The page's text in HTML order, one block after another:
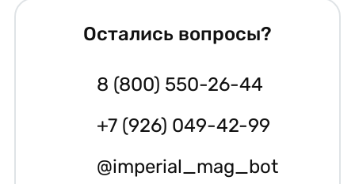
Остались вопросы?
8 (800) 550-26-44
+7 (926) 049-42-99
@imperial_mag_bot